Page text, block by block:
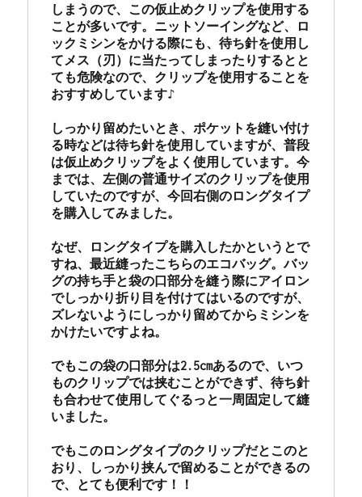
しまうので、この仮止めクリップを使用する
ことが多いです。ニットソーイングなど、ロ
ックミシンをかける際にも、待ち針を使用し
てメス（刃）に当たってしまったりするとと
ても危険なので、クリップを使用することを
おすすめしています♪
しっかり留めたいとき、ポケットを縫い付け
る時などは待ち針を使用していますが、普段
は仮止めクリップをよく使用しています。今
までは、左側の普通サイズのクリップを使用
していたのですが、今回右側のロングタイプ
を購入してみました。
なぜ、ロングタイプを購入したかというとで
すね、最近縫ったこちらのエコバッグ。バッ
グの持ち手と袋の口部分を縫う際にアイロン
でしっかり折り目を付けてはいるのですが、
ズレないようにしっかり留めてからミシンを
かけたいですよね。
でもこの袋の口部分は2.5cmあるので、いつ
ものクリップでは挟むことができず、待ち針
も合わせて使用してぐるっと一周固定して縫
いました。
でもこのロングタイプのクリップだとこのと
おり、しっかり挟んで留めることができるの
で、とても便利です！！